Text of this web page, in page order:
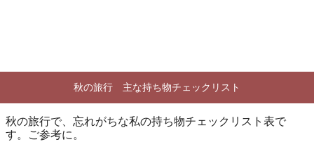
秋の旅行 主な持ち物チェックリスト
秋の旅行で、忘れがちな私の持ち物チェックリスト表で
す。ご参考に。